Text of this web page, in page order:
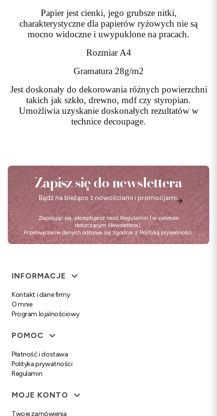
Papier jest cienki, jego grubsze nitki,
charakterystyczne dla papierów ryżowych nie są
mocno widoczne i uwypuklone na pracach.
Rozmiar A4
Gramatura 28g/m2
Jest doskonały do dekorowania różnych powierzchni
takich jak szkło, drewno, mdf czy styropian.
Umożliwia uzyskanie doskonałych rezultatów w
technice decoupage.
Zapisz się do newslettera
Bądź na bieżąco z nowościami i promocjami.
Zapisując się, akceptujesz nasz Regulamin (w zakresie
dotyczącym Newslettera).
Przetwarzanie danych odbywa się zgodnie z Polityką prywatności.
Linki w stopce
INFORMACJE
Kontakt i dane firmy
O mnie
Program lojalnościowy
POMOC
Płatność i dostawa
Polityka prywatności
Regulamin
MOJE KONTO
Twoje zamówienia